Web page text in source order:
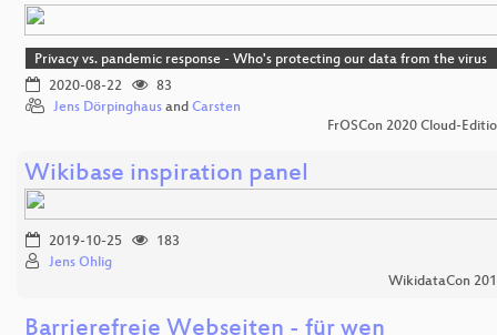
Privacy vs. pandemic response - Who's protecting our data from the virus
2020-08-22
83
Jens Dörpinghaus and Carsten
FrOSCon 2020 Cloud-
Wikibase inspiration panel
2019-10-25
183
Jens Ohlig
WikidataCon